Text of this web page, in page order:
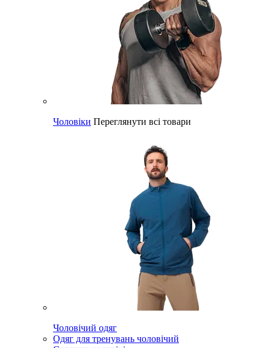
Чоловіки Переглянути всі товари
Чоловічий одяг
Одяг для тренувань чоловічий